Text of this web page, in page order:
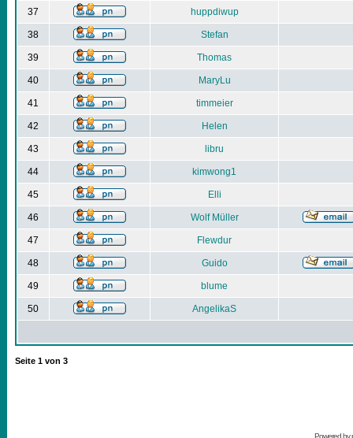
37 huppdiwup
38 Stefan
39 Thomas
40 MaryLu
41 timmeier
42 Helen
43 libru
44 kimwong1
45 Elli
46 Wolf Müller
47 Flewdur
48 Guido
49 blume
50 AngelikaS
Seite 1 von 3
Powered by